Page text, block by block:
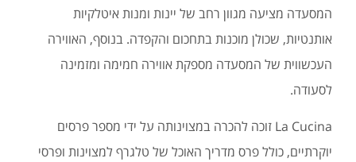
המסעדה מציעה מגוון רחב של יינות ומנות איטלקיות
אותנטיות, שכולן מוכנות בתחכום והקפדה. בנוסף, האווירה
העכשווית של המסעדה מספקת אווירה חמימה ומזמינה
לסעודה.
La Cucina זוכה להכרה במצוינותה על ידי מספר פרסים
יוקרתיים, כולל פרס מדריך האוכל של טלגרף למצוינות ופרסי